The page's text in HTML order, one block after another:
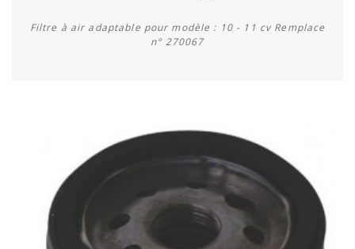
Filtre à air adaptable pour modèle : 10 - 11 cv Remplace
n° 270067